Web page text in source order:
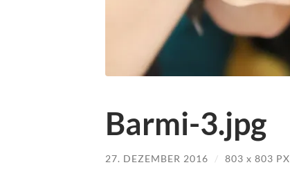
Barmi-3.jpg
27. DEZEMBER 2016 / 803 x 803 PX